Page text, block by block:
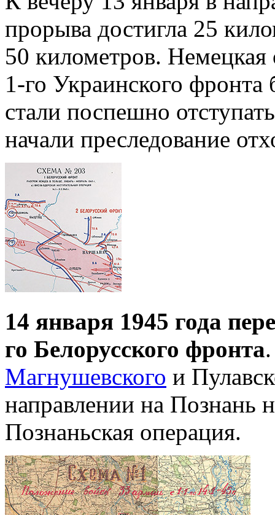
прорыва достигла 25
50 километров. Немецкая
1-го Украинского
стали поспешно
начали преследование
14 января 1945 года
го Белорусского фронта
Магнушевского и
направлении на Познань
Познаньская операция.